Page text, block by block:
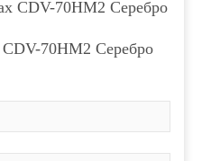
70HM2 Серебро